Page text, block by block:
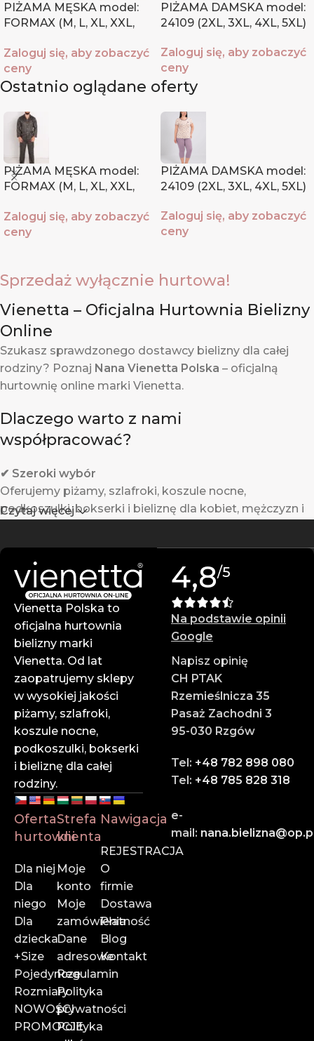
PIŻAMA MĘSKA model:
FORMAX (M, L, XL, XXL,
Zaloguj się, aby zobaczyć
ceny
PIŻAMA DAMSKA model:
24109 (2XL, 3XL, 4XL, 5XL)
Zaloguj się, aby zobaczyć
ceny
Ostatnio oglądane oferty
PIŻAMA MĘSKA model:
FORMAX (M, L, XL, XXL,
Zaloguj się, aby zobaczyć
ceny
PIŻAMA DAMSKA model:
24109 (2XL, 3XL, 4XL, 5XL)
Zaloguj się, aby zobaczyć
ceny
Sprzedaż wyłącznie hurtowa!
Vienetta – Oficjalna Hurtownia Bielizny
Online
Szukasz sprawdzonego dostawcy bielizny dla całej
rodziny? Poznaj Nana Vienetta Polska – oficjalną
hurtownię online marki Vienetta.
Dlaczego warto z nami
współpracować?
✔ Szeroki wybór
Oferujemy piżamy, szlafroki, koszule nocne,
podkoszulki, bokserki i bieliznę dla kobiet, mężczyzn i
Produkty Vienetta powstają w Turcji z wysokiej jakości
materiałów – są trwałe i komfortowe w noszeniu.
✔ Atrakcyjne ceny hurtowe
Zarabiaj więcej dzięki konkurencyjnym cenom i
wysokim marżom.
✔ Profesjonalna obsługa
Zespół doświadczonych doradców służy pomocą na
każdym etapie zamówienia.
✔ Szybka wysyłka
Dzięki sprawnej logistyce i współpracy z
renomowanymi firmami kurierskimi – Twoje
Zaufaj liderowi w branży hurtowej bielizny online.
Rzemieślnicza 35, Pasaż Zachodni 3, 95-030 Rzgów
785 828 318
vienettapolska@onet.pl
Czytaj więcej
Vienetta Polska to
oficjalna hurtownia
bielizny marki
Vienetta. Od lat
zaopatrujemy sklepy
w wysokiej jakości
piżamy, szlafroki,
koszule nocne,
podkoszulki, bokserki
i bieliznę dla całej
rodziny.
Oferta
hurtowni
Dla niej
Dla
niego
Dla
dziecka
+Size
Pojedyncze
Rozmiary
NOWOŚCI
PROMOCJE
Strefa
klienta
Moje
konto
Moje
zamówienia
Dane
adresowe
Regulamin
Polityka
prywatności
Polityka
Nawigacja
REJESTRACJA
O
firmie
Dostawa
Płatność
Blog
Kontakt
4,8/5
Na podstawie opinii
Google
Napisz opinię
CH PTAK
Rzemieślnicza 35
Pasaż Zachodni 3
95-030 Rzgów
Tel: +48 782 898 080
Tel: +48 785 828 318
e-
mail: